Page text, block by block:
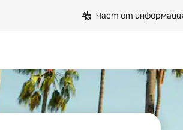
Част от